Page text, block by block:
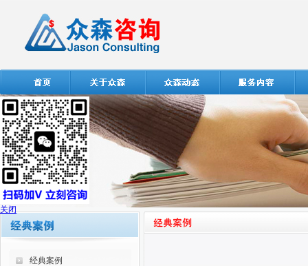
经典案例
关闭